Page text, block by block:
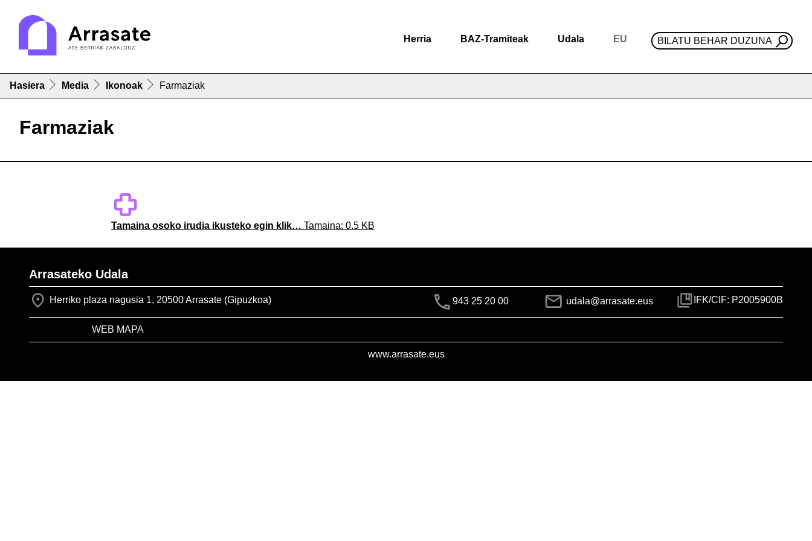
Herria BAZ-Tramiteak Udala EU BILATU BEHAR DUZUNA
Hasiera Media Ikonoak Farmaziak
Farmaziak
Tamaina osoko irudia ikusteko egin klik… Tamaina: 0.5 KB
Arrasateko Udala
Herriko plaza nagusia 1, 20500 Arrasate (Gipuzkoa) 943 25 20 00 udala@arrasate.eus IFK/CIF: P2005900B
WEB MAPA
www.arrasate.eus